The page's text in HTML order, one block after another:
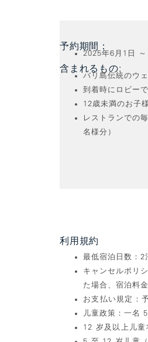
予約期間：
2025年6月1日
含まれるもの:
バリ島伝統のウ
到着時にロビー
12歳未満のお子
レストランでの
名様分）
利用規約
最低宿泊日数：2
キャンセルポリ
た場合、宿泊料
お支払い規定：
儿童政策：一名
12 岁及以上儿童